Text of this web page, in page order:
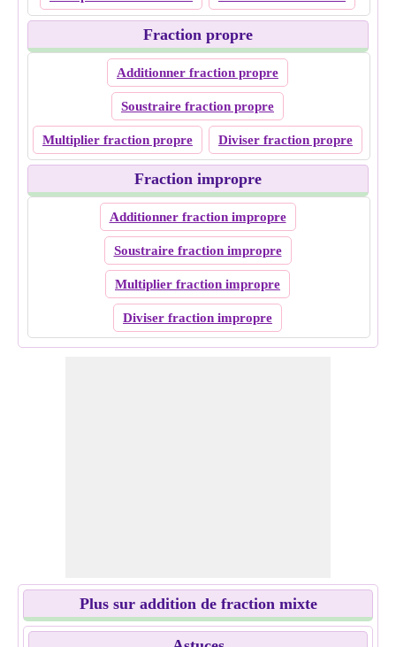
Fraction propre
Additionner fraction propre
Soustraire fraction propre
Multiplier fraction propre Diviser fraction propre
Fraction impropre
Additionner fraction impropre
Soustraire fraction impropre
Multiplier fraction impropre
Diviser fraction impropre
Plus sur addition de fraction mixte